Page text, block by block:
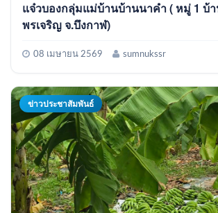
แจ๋วบองกลุ่มแม่บ้านบ้านนาคำ ( หมู่ 1 บ้านนาคำ อำเภอ
พรเจริญ จ.บึงกาฬ)
08 เมษายน 2569 sumnukssr
ข่าวประชาสัมพันธ์